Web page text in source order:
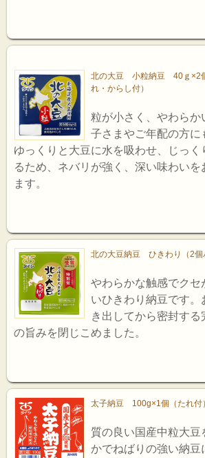
北の大豆 小粒納豆 40ｇ×2
れ・からし付）
粒が小さく、やわらか
子さまやご年配の方に
ゆっくりと大豆に水を吸わせ、じっく
るため、ネバリが強く、深い味わいを
ます。
北の大豆納豆 ひきわり（2個
やわらかな触感でクセ
いひきわり納豆です。
き出してから密封する
の旨みを閉じこめました。
太子納豆 100g×1個（たれ付）
質の良い国産中粒大豆
かでねばりの強い納豆